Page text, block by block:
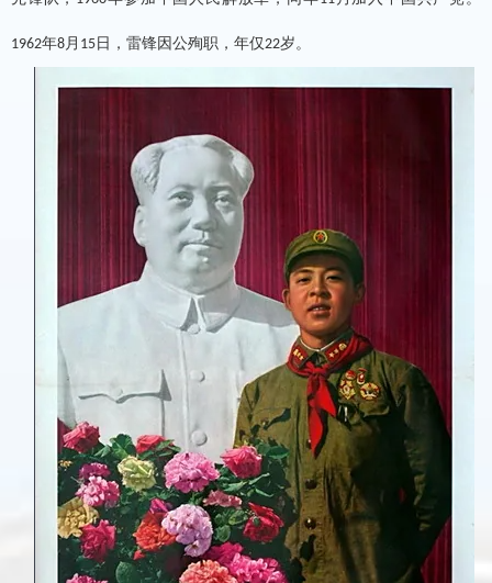
1962年8月 15 日，雷锋因公殉职，年仅22岁。